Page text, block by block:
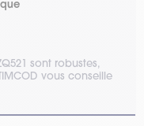
sont robustes,
vous conseille